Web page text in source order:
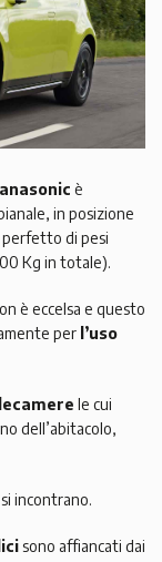
è
in posizione
perfetto di pesi
Kg in totale).
è eccelsa e questo
per l’uso
le cui
dell’abitacolo,
si incontrano.
sono affiancati dai